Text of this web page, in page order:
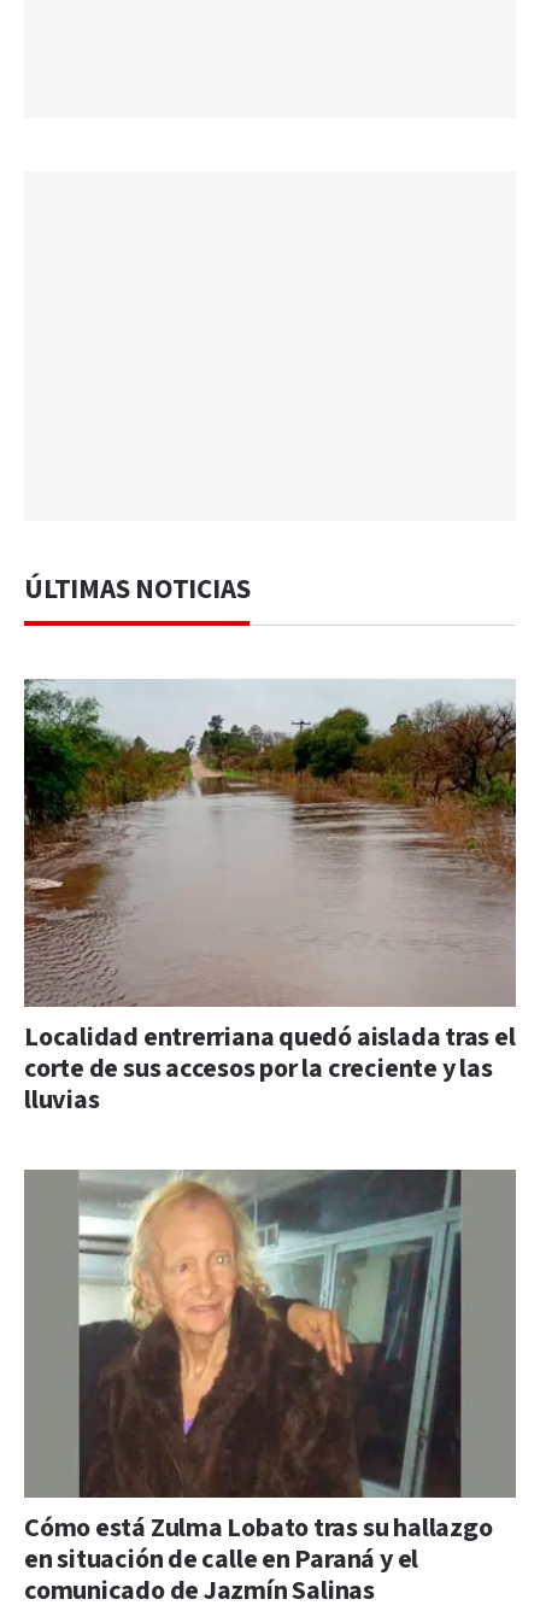
ÚLTIMAS NOTICIAS
Localidad entrerriana quedó aislada tras el
corte de sus accesos por la creciente y las
lluvias
Cómo está Zulma Lobato tras su hallazgo
en situación de calle en Paraná y el
comunicado de Jazmín Salinas